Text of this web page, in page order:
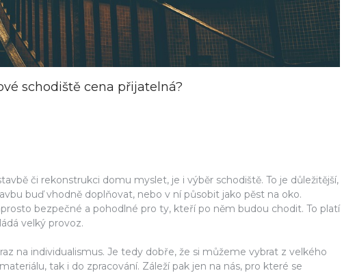
schodiště cena přijatelná?
či rekonstrukci domu myslet, je i výběr schodiště. To je důležitější,
buď vhodně doplňovat, nebo v ní působit jako pěst na oko.
bezpečné a pohodlné pro ty, kteří po něm budou chodit. To platí
velký provoz.
na individualismus. Je tedy dobře, že si můžeme vybrat z velkého
tak i do zpracování. Záleží pak jen na nás, pro které se